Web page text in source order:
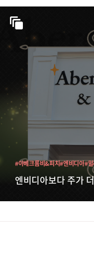
엔비디아보다 주가
#아베크롬비&피치#엔비디아#